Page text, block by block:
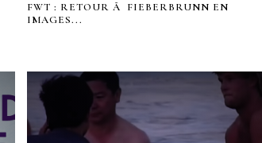
FWT : RETOUR Ã FIEBERBRUNN EN
IMAGES...